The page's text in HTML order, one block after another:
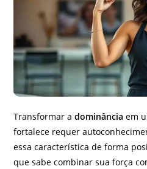
Transformar adominância em
fortalece requer
essa característica de forma
que sabe combinar sua força